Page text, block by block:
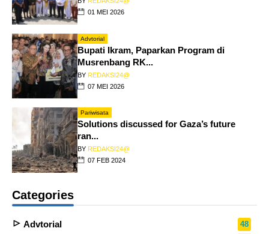
01 MEI 2026
Advtorial
Bupati Ikram, Paparkan Program di
Musrenbang RK...
BY REDAKSI24@
07 MEI 2026
Pariwisata
Solutions discussed for Gaza’s future
ran...
BY REDAKSI24@
07 FEB 2024
Categories
Advtorial 48